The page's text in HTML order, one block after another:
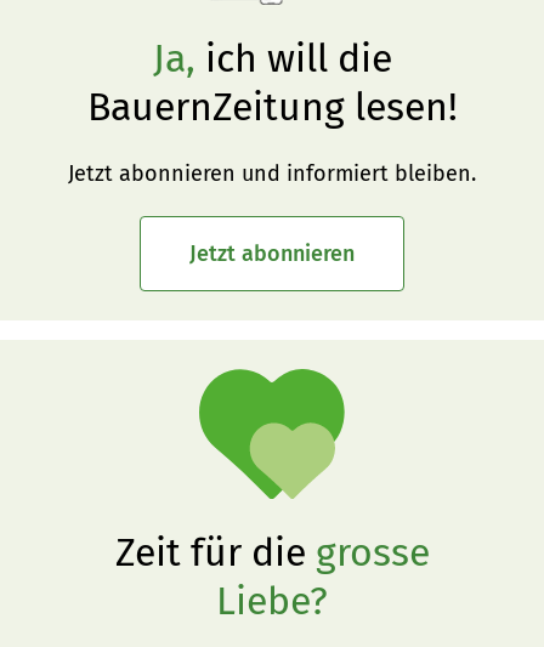
Ja, ich will die
BauernZeitung lesen!
Jetzt abonnieren und informiert bleiben.
Jetzt abonnieren
Zeit für die grosse
Liebe?